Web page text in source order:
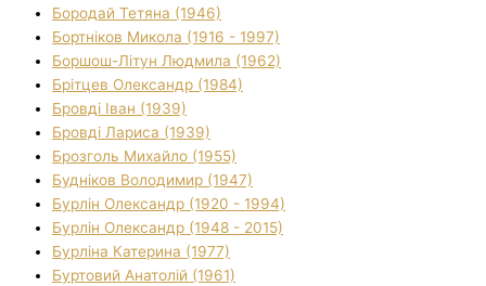
Бородай Тетяна (1946)
Бортніков Микола (1916 - 1997)
Боршош-Літун Людмила (1962)
Брітцев Олександр (1984)
Бровді Іван (1939)
Бровді Лариса (1939)
Брозголь Михайло (1955)
Будніков Володимир (1947)
Бурлін Олександр (1920 - 1994)
Бурлін Олександр (1948 - 2015)
Бурліна Катерина (1977)
Буртовий Анатолій (1961)